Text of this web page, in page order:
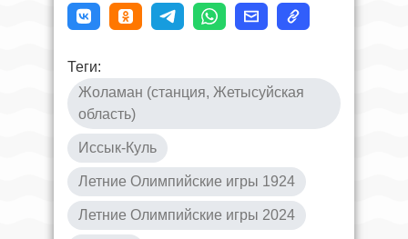
Теги:
Жоламан (станция, Жетысуйская
область)
Иссык-Куль
Летние Олимпийские игры 1924
Летние Олимпийские игры 2024